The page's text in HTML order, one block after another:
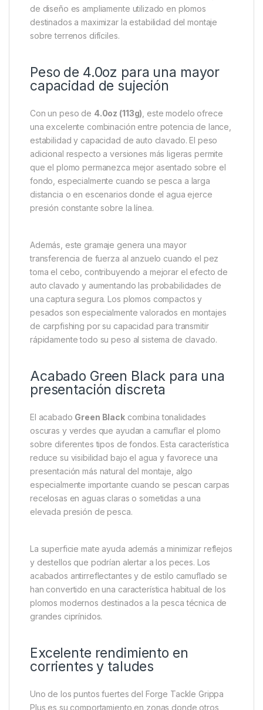
peso de113 gramos, ofrece una capacidad de
agarre superior sobre el lecho del agua,
convirtiéndose en una opción ideal para la pesca de
Su forma incorpora relieves y superficies diseñadas
para aumentar la adherencia al fondo, ayudando a
evitar desplazamientos provocados por corrientes,
viento lateral o pendientes pronunciadas. Este tipo
de diseño es ampliamente utilizado en plomos
destinados a maximizar la estabilidad del montaje
sobre terrenos difíciles.
Peso de 4.0oz para una mayor
Con un peso de 4.0oz (113g), este modelo ofrece
una excelente combinación entre potencia de lance,
estabilidad y capacidad de auto clavado. El peso
adicional respecto a versiones más ligeras permite
que el plomo permanezca mejor asentado sobre el
fondo, especialmente cuando se pesca a larga
distancia o en escenarios donde el agua ejerce
Además, este gramaje genera una mayor
transferencia de fuerza al anzuelo cuando el pez
toma el cebo, contribuyendo a mejorar el efecto de
auto clavado y aumentando las probabilidades de
una captura segura. Los plomos compactos y
pesados son especialmente valorados en montajes
de carpfishing por su capacidad para transmitir
rápidamente todo su peso al sistema de clavado.
Acabado Green Black para una
El acabadoGreen Blackcombina tonalidades
oscuras y verdes que ayudan a camuflar el plomo
sobre diferentes tipos de fondos. Esta característica
reduce su visibilidad bajo el agua y favorece una
presentación más natural del montaje, algo
elevada presión de pesca.
La superficie mate ayuda además a minimizar reflejos
y destellos que podrían alertar a los peces. Los